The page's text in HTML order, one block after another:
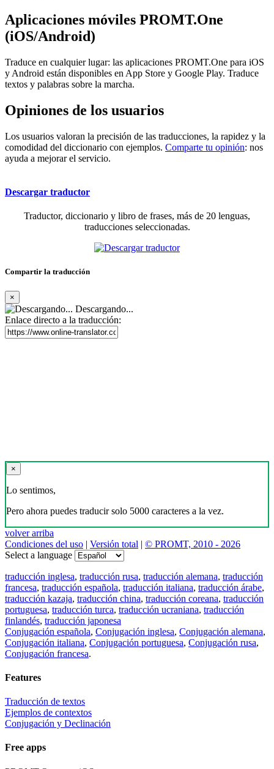
Aplicaciones móviles PROMT.One
(iOS/Android)
Traduce en cualquier lugar: las aplicaciones PROMT.One para iOS
y Android están disponibles en App Store y Google Play. Traduce
textos y palabras sobre la marcha.
Opiniones de los usuarios
Los usuarios valoran la precisión de las traducciones, la rapidez y la
comodidad del diccionario con ejemplos. Comparte tu opinión: nos
ayuda a mejorar el servicio.
Descargar traductor
Traductor, diccionario y libro de frases, más de 20 lenguas,
traducciones seleccionadas.
Compartir la traducción
×
Descargando...
Enlace directo a la traducción:
×
Lo sentimos,
Pero ahora puedes traducir solo 5000 caracteres a la vez.
volver arriba
Condiciones del uso | Versión total | © PROMT, 2010 - 2026
Select a language
traducción inglesa, traducción rusa, traducción alemana, traducción
francesa, traducción española, traducción italiana, traducción árabe,
traducción kazaja, traducción china, traducción coreana, traducción
portuguesa, traducción turca, traducción ucraniana, traducción
finlandés, traducción japonesa
Conjugación española, Conjugación inglesa, Conjugación alemana,
Conjugación italiana, Conjugación portuguesa, Conjugación rusa,
Conjugación francesa.
Features
Traducción de textos
Ejemplos de contextos
Conjugación y Declinación
Free apps